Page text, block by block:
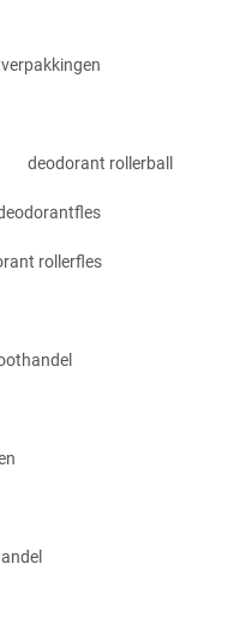
deodorant rollerball
rollerfles